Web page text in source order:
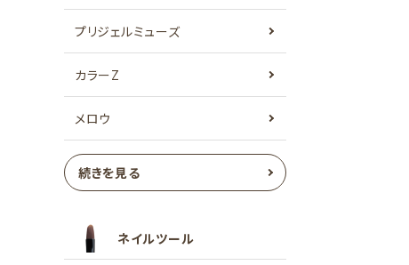
プリジェルミューズ
カラーZ
メロウ
続きを見る
ネイルツール